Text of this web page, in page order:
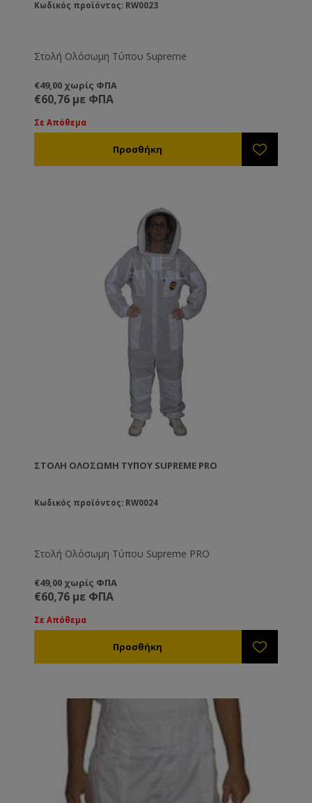
Κωδικός προϊόντος: RW0023
Στολή Ολόσωμη Τύπου Supreme
€49,00 χωρίς ΦΠΑ
€60,76 με ΦΠΑ
Σε Απόθεμα
ΣΤΟΛΉ ΟΛΌΣΩΜΗ ΤΎΠΟΥ SUPREME PRO
Κωδικός προϊόντος: RW0024
Στολή Ολόσωμη Τύπου Supreme PRO
€49,00 χωρίς ΦΠΑ
€60,76 με ΦΠΑ
Σε Απόθεμα